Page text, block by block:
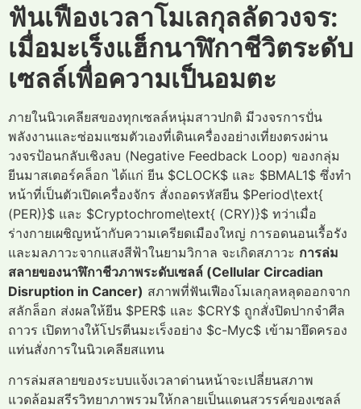
ฟันเฟืองเวลาโมเลกุลลัดวงจร:
เมื่อมะเร็งแฮ็กนาฬิกาชีวิตระดับ
เซลล์เพื่อความเป็นอมตะ
ภายในนิวเคลียสของทุกเซลล์หนุ่มสาวปกติ มีวงจรการปั่น
พลังงานและซ่อมแซมตัวเองที่เดินเครื่องอย่างเที่ยงตรงผ่าน
วงจรป้อนกลับเชิงลบ (Negative Feedback Loop) ของกลุ่ม
ยีนมาสเตอร์คล็อก ได้แก่ ยีน $CLOCK$ และ $BMAL1$ ซึ่งทำ
หน้าที่เป็นตัวเปิดเครื่องจักร สั่งถอดรหัสยีน $Period\text{
(PER)}$ และ $Cryptochrome\text{ (CRY)}$ ทว่าเมื่อ
ร่างกายเผชิญหน้ากับความเครียดเมืองใหญ่ การอดนอนเรื้อรัง
และมลภาวะจากแสงสีฟ้าในยามวิกาล จะเกิดสภาวะ การล่ม
สลายของนาฬิกาชีวภาพระดับเซลล์ (Cellular Circadian
Disruption in Cancer) สภาพที่ฟันเฟืองโมเลกุลหลุดออกจาก
สลักล็อก ส่งผลให้ยีน $PER$ และ $CRY$ ถูกสั่งปิดปากจำศีล
ถาวร เปิดทางให้โปรตีนมะเร็งอย่าง $c-Myc$ เข้ามายึดครอง
แท่นสั่งการในนิวเคลียสแทน
การล่มสลายของระบบแจ้งเวลาด่านหน้าจะเปลี่ยนสภาพ
แวดล้อมสรีรวิทยาภาพรวมให้กลายเป็นแดนสวรรค์ของเซลล์